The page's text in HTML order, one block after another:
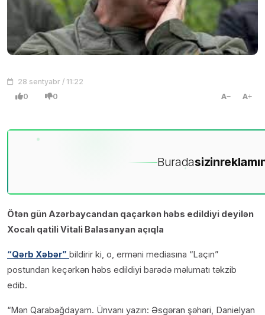
28 sentyabr / 11:22
0 0 A A
Buradasizin
Ötən gün Azərbaycandan qaçarkən həbs edildiyi deyilən
Xocalı qatili Vitali Balasanyan açıqla
“Qərb Xəbər” bildirir ki, o, erməni mediasına “Laçın”
postundan keçərkən həbs edildiyi barədə məlumatı təkzib
edib.
“Mən Qarabağdayam. Ünvanı yazın: Əsgəran şəhəri, Danielyan